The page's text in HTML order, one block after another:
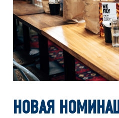
НОВАЯ